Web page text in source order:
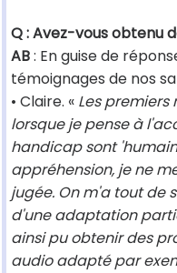
Q : Avez-vous obtenu
AB: En guise de
témoignages de nos
• Claire. « Les
lorsque je pense à
handicap sont
appréhension, je ne
jugée. On m'a tout de
d'une adaptation
ainsi pu obtenir des
audio adapté par